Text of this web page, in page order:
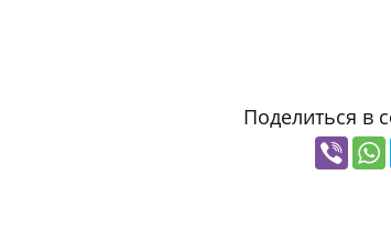
Поделиться в